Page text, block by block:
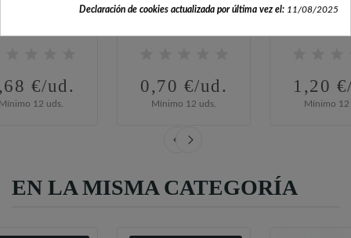
con Mini
€/ud.
12 uds.
Mochila para Pintar
con Ceras de Colores
0,70 €/ud.
Mínimo 12 uds.
Flores en
1,20
Mínimo 12
EN LA MISMA CATEGORÍA
Declaración de cookies actualizada por última vez el: 11/08/2025